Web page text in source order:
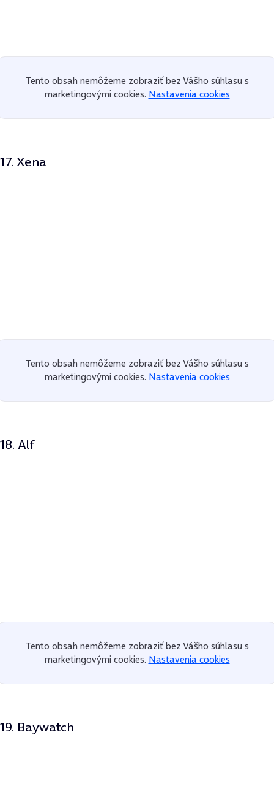
Tento obsah nemôžeme zobraziť bez Vášho súhlasu s
marketingovými cookies. Nastavenia cookies
17. Xena
Tento obsah nemôžeme zobraziť bez Vášho súhlasu s
marketingovými cookies. Nastavenia cookies
18. Alf
Tento obsah nemôžeme zobraziť bez Vášho súhlasu s
marketingovými cookies. Nastavenia cookies
19. Baywatch